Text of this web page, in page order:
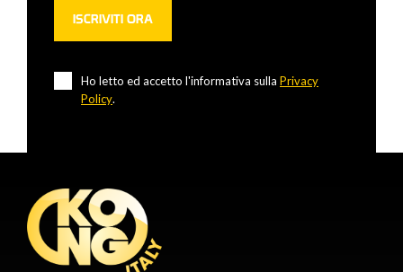
Ho letto ed accetto l'informativa sulla Privacy
Policy.